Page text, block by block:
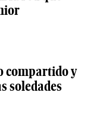
compartido y
soledades